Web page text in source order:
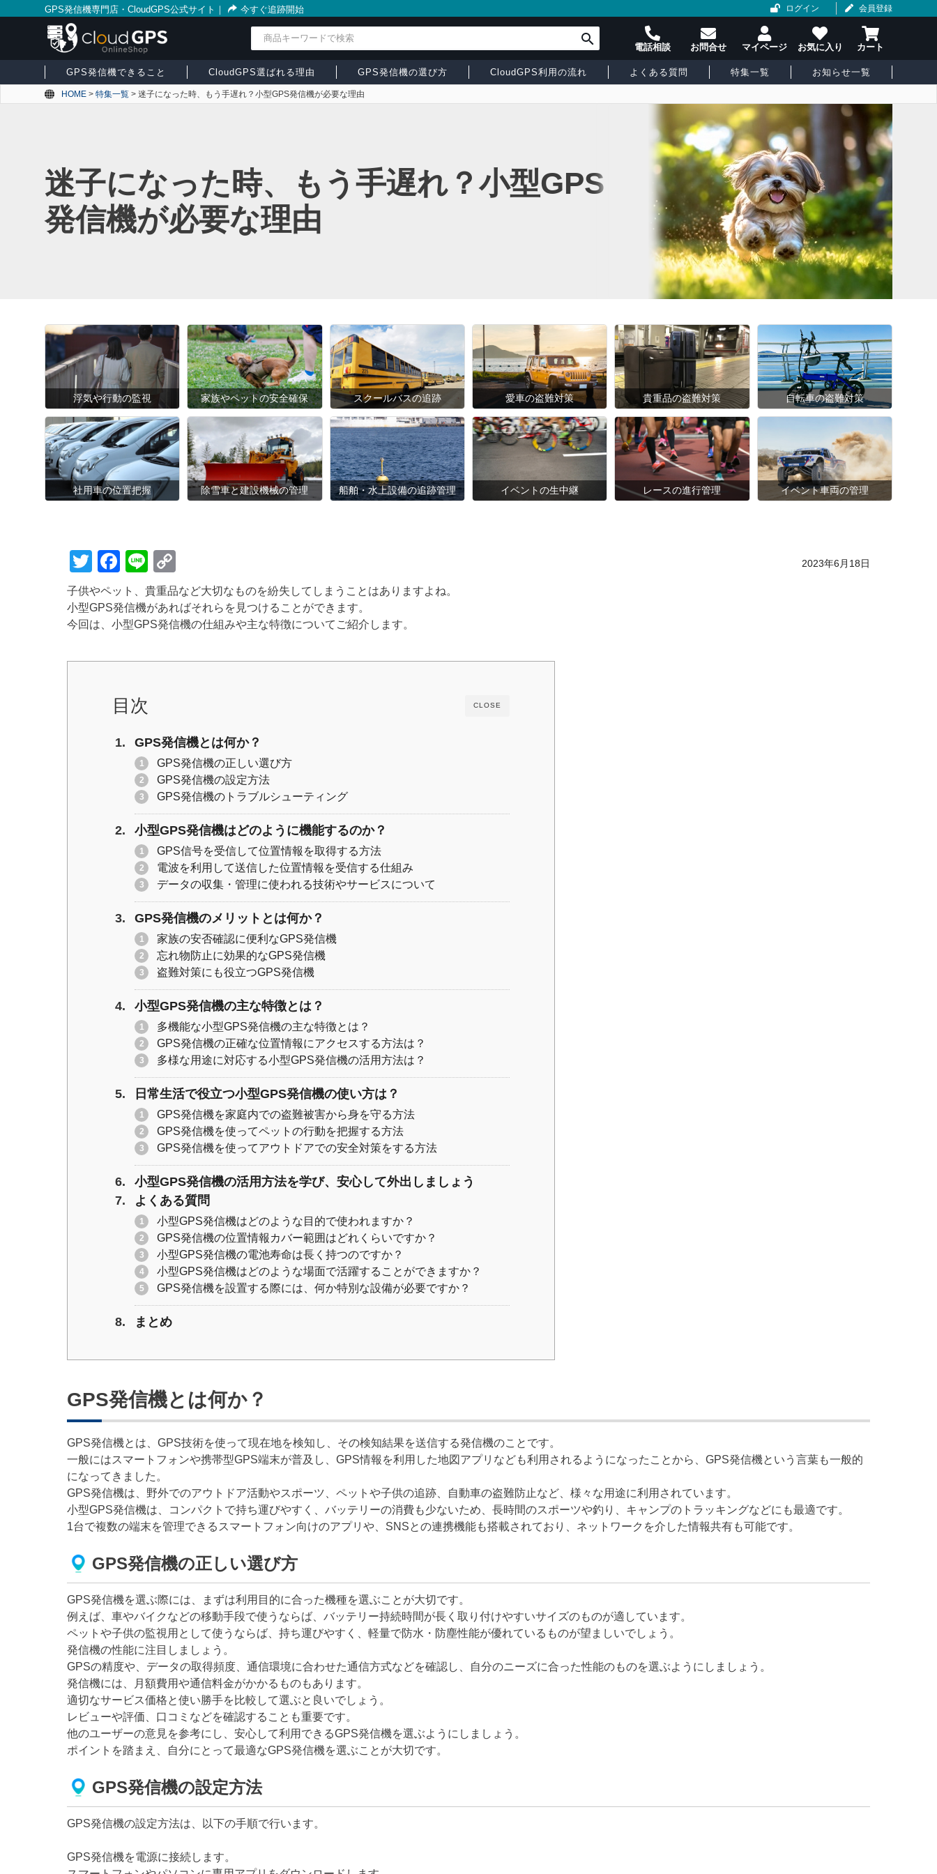
GPS発信機専門店・CloudGPS公式サイト ｜ 今すぐ追跡開始 ログイン 会員登録
GPS発信機できること CloudGPS選ばれる理由 GPS発信機の選び方 CloudGPS利用の流れ よくある質問 特集一覧 お知らせ一覧
HOME > 特集一覧 > 迷子になった時、もう手遅れ？小型GPS発信機が必要な理由
迷子になった時、もう手遅れ？小型GPS
発信機が必要な理由
浮気や行動の監視 家族やペットの安全確保 スクールバスの追跡 愛車の盗難対策 貴重品の盗難対策 自転車の盗難対策
社用車の位置把握 除雪車と建設機械の管理 船舶・水上設備の追跡管理 イベントの生中継 レースの進行管理 イベント車両の管理
2023年6月18日
T
wi
tt
er
F
a
c
e
o
k
Li
n
e
o
p
y
子供やペット、貴重品など大切なものを紛失してしまうことはありますよね。
小型GPS発信機があればそれらを見つけることができます。
今回は、小型GPS発信機の仕組みや主な特徴についてご紹介します。
CLOSE
目次
GPS発信機とは何か？
GPS発信機の正しい選び方
GPS発信機の設定方法
GPS発信機のトラブルシューティング
小型GPS発信機はどのように機能するのか？
GPS信号を受信して位置情報を取得する方法
電波を利用して送信した位置情報を受信する仕組み
データの収集・管理に使われる技術やサービスについて
GPS発信機のメリットとは何か？
家族の安否確認に便利なGPS発信機
忘れ物防止に効果的なGPS発信機
盗難対策にも役立つGPS発信機
小型GPS発信機の主な特徴とは？
多機能な小型GPS発信機の主な特徴とは？
GPS発信機の正確な位置情報にアクセスする方法は？
多様な用途に対応する小型GPS発信機の活用方法は？
日常生活で役立つ小型GPS発信機の使い方は？
GPS発信機を家庭内での盗難被害から身を守る方法
GPS発信機を使ってペットの行動を把握する方法
GPS発信機を使ってアウトドアでの安全対策をする方法
小型GPS発信機の活用方法を学び、安心して外出しましょう
よくある質問
小型GPS発信機はどのような目的で使われますか？
GPS発信機の位置情報カバー範囲はどれくらいですか？
小型GPS発信機の電池寿命は長く持つのですか？
小型GPS発信機はどのような場面で活躍することができますか？
GPS発信機を設置する際には、何か特別な設備が必要ですか？
まとめ
GPS発信機とは何か？
GPS発信機とは、GPS技術を使って現在地を検知し、その検知結果を送信する発信機のことです。
一般にはスマートフォンや携帯型GPS端末が普及し、GPS情報を利用した地図アプリなども利用されるようになったことから、GPS発信機という言葉も一般的
になってきました。
GPS発信機は、野外でのアウトドア活動やスポーツ、ペットや子供の追跡、自動車の盗難防止など、様々な用途に利用されています。
小型GPS発信機は、コンパクトで持ち運びやすく、バッテリーの消費も少ないため、長時間のスポーツや釣り、キャンプのトラッキングなどにも最適です。
1台で複数の端末を管理できるスマートフォン向けのアプリや、SNSとの連携機能も搭載されており、ネットワークを介した情報共有も可能です。
GPS発信機の正しい選び方
GPS発信機を選ぶ際には、まずは利用目的に合った機種を選ぶことが大切です。
例えば、車やバイクなどの移動手段で使うならば、バッテリー持続時間が長く取り付けやすいサイズのものが適しています。
ペットや子供の監視用として使うならば、持ち運びやすく、軽量で防水・防塵性能が優れているものが望ましいでしょう。
発信機の性能に注目しましょう。
GPSの精度や、データの取得頻度、通信環境に合わせた通信方式などを確認し、自分のニーズに合った性能のものを選ぶようにしましょう。
発信機には、月額費用や通信料金がかかるものもあります。
適切なサービス価格と使い勝手を比較して選ぶと良いでしょう。
レビューや評価、口コミなどを確認することも重要です。
他のユーザーの意見を参考にし、安心して利用できるGPS発信機を選ぶようにしましょう。
ポイントを踏まえ、自分にとって最適なGPS発信機を選ぶことが大切です。
GPS発信機の設定方法
GPS発信機の設定方法は、以下の手順で行います。
GPS発信機を電源に接続します。